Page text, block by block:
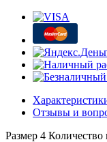
Отзывы и
Размер 4 Количество